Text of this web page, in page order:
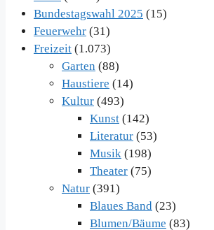
Bundestagswahl 2025 (15)
Feuerwehr (31)
Freizeit (1.073)
Garten (88)
Haustiere (14)
Kultur (493)
Kunst (142)
Literatur (53)
Musik (198)
Theater (75)
Natur (391)
Blaues Band (23)
Blumen/Bäume (83)